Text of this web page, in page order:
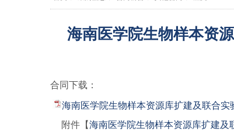
航
海南医学院生物样本资
合同下载：
海南医学院生物样本资源库扩建及联合
附件【海南医学院生物样本资源库扩建